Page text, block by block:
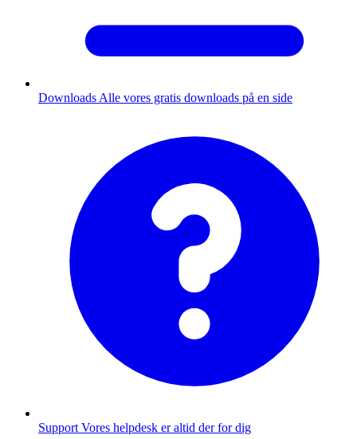
Downloads Alle vores gratis downloads på en side
Support Vores helpdesk er altid der for dig